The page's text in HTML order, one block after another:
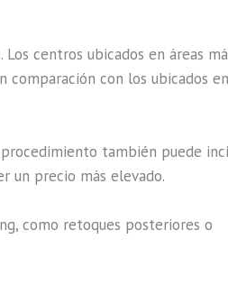
centros ubicados en áreas
con los ubicados
también puede
un precio más elevado.
como retoques posteriores o